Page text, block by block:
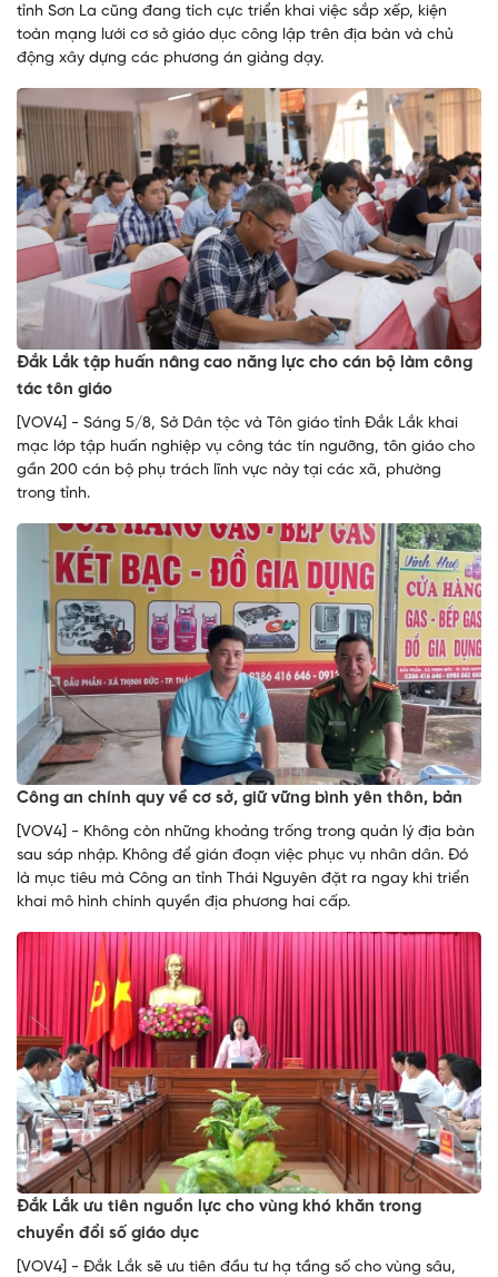
tỉnh Sơn La cũng đang tích cực triển khai việc sắp xếp, kiện
toàn mạng lưới cơ sở giáo dục công lập trên địa bàn và chủ
động xây dựng các phương án giảng dạy.
Đắk Lắk tập huấn nâng cao năng lực cho cán bộ làm công
tác tôn giáo
[VOV4] - Sáng 5/8, Sở Dân tộc và Tôn giáo tỉnh Đắk Lắk khai
mạc lớp tập huấn nghiệp vụ công tác tín ngưỡng, tôn giáo cho
gần 200 cán bộ phụ trách lĩnh vực này tại các xã, phường
trong tỉnh.
Công an chính quy về cơ sở, giữ vững bình yên thôn, bản
[VOV4] - Không còn những khoảng trống trong quản lý địa bàn
sau sáp nhập. Không để gián đoạn việc phục vụ nhân dân. Đó
là mục tiêu mà Công an tỉnh Thái Nguyên đặt ra ngay khi triển
khai mô hình chính quyền địa phương hai cấp.
Đắk Lắk ưu tiên nguồn lực cho vùng khó khăn trong
chuyển đổi số giáo dục
[VOV4] - Đắk Lắk sẽ ưu tiên đầu tư hạ tầng số cho vùng sâu,